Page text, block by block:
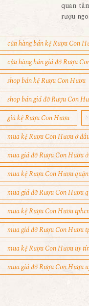
quan
rượu
cửa hàng bán kệ Rượu Con
cửa hàng bán giá đỡ Rượu
shop bán kệ Rượu Con Hươu
shop bán giá đỡ Rượu Con
giá kệ Rượu Con Hươu
mua kệ Rượu Con Hươu ở
mua giá đỡ Rượu Con Hươu
mua kệ Rượu Con Hươu
mua giá đỡ Rượu Con Hươu
mua kệ Rượu Con Hươu
mua giá đỡ Rượu Con Hươu
mua kệ Rượu Con Hươu uy
mua giá đỡ Rượu Con Hươu